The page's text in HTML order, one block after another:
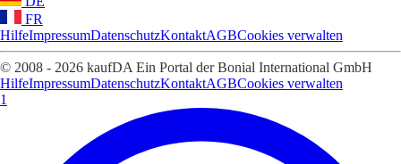
FR
HilfeImpressumDatenschutzKontaktAGBCookies verwalten
© 2008 - 2026 kaufDA Ein Portal der Bonial International GmbH
HilfeImpressumDatenschutzKontaktAGBCookies verwalten
1